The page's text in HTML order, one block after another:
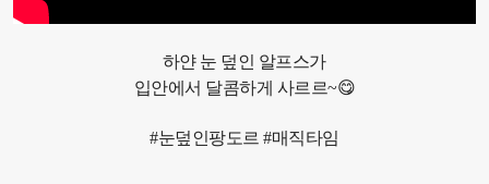
하얀 눈 덮인 알프스가
입안에서 달콤하게 사르르~😋
#눈덮인팡도르 #매직타임